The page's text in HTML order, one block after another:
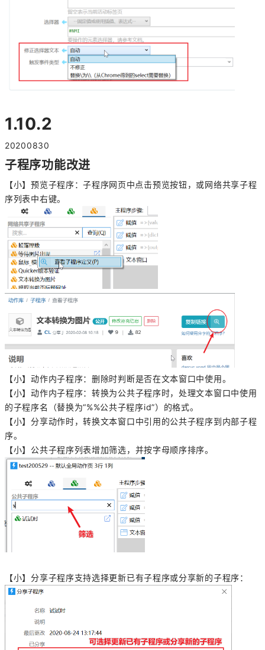
1.10.2
20200830
子程序功能改进
【小】预览子程序：子程序网页中点击预览按钮，或网络共享子程
序列表中右键。
【小】动作内子程序：删除时判断是否在文本窗口中使用。
【小】动作内子程序：转换为公共子程序时，处理文本窗口中使用
的子程序名（替换为“%%公共子程序id”）的格式。
【小】分享动作时，转换文本窗口中引用的公共子程序到内部子程
序。
【小】 公共子程序列表增加筛选，并按字母顺序排序。
【小】分享子程序支持选择更新已有子程序或分享新的子程序：